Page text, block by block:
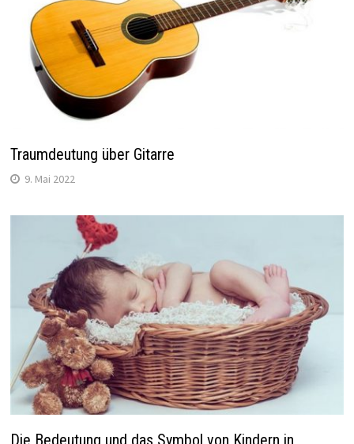
Traumdeutung über Gitarre
9. Mai 2022
Die Bedeutung und das Symbol von Kindern in